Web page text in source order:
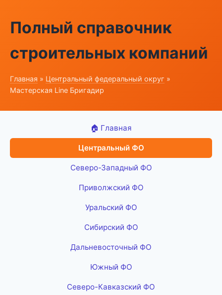
Полный справочник
строительных компаний
Главная » Центральный федеральный округ »
Мастерская Line Бригадир
🏠 Главная
Центральный ФО
Северо-Западный ФО
Приволжский ФО
Уральский ФО
Сибирский ФО
Дальневосточный ФО
Южный ФО
Северо-Кавказский ФО